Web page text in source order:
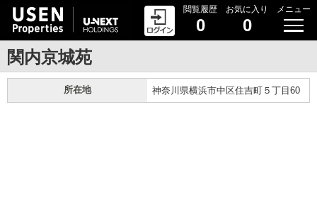
閲覧履歴
0
お気に入り
0
メニュー
関内京城苑
所在地 神奈川県横浜市中区住吉町５丁目60